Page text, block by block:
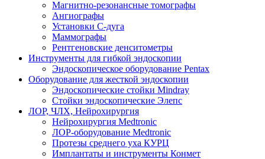
Магнитно-резонансные томографы
Ангиографы
Установки С-дуга
Маммографы
Рентгеновские денситометры
Инструменты для гибкой эндоскопии
Эндоскопическое оборудование Pentax
Оборудование для жесткой эндоскопии
Эндоскопические стойки Mindray
Стойки эндоскопические Элепс
ЛОР, ЧЛХ, Нейрохирургия
Нейрохирургия Medtronic
ЛОР-оборудование Medtronic
Протезы среднего уха КУРЦ
Имплантаты и инструменты Конмет